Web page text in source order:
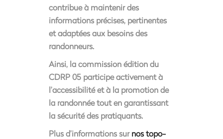
contribue à maintenir des
informations précises, pertinentes
et adaptées aux besoins des
randonneurs.
Ainsi, la commission édition du
CDRP 05 participe activement à
l’accessibilité et à la promotion de
la randonnée tout en garantissant
la sécurité des pratiquants.
Plus d’informations surnos topo-